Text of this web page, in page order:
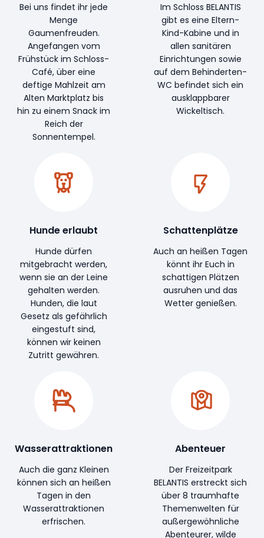
Bei uns findet ihr jede
Menge
Gaumenfreuden.
Angefangen vom
Frühstück im Schloss-
Café, über eine
deftige Mahlzeit am
Alten Marktplatz bis
hin zu einem Snack im
Reich der
Sonnentempel.
Im Schloss BELANTIS
gibt es eine Eltern-
Kind-Kabine und in
allen sanitären
Einrichtungen sowie
auf dem Behinderten-
WC befindet sich ein
ausklappbarer
Wickeltisch.
Hunde erlaubt
Hunde dürfen
mitgebracht werden,
wenn sie an der Leine
gehalten werden.
Hunden, die laut
Gesetz als gefährlich
eingestuft sind,
können wir keinen
Zutritt gewähren.
Schattenplätze
Auch an heißen Tagen
könnt ihr Euch in
schattigen Plätzen
ausruhen und das
Wetter genießen.
Wasserattraktionen
Auch die ganz Kleinen
können sich an heißen
Tagen in den
Wasserattraktionen
erfrischen.
Abenteuer
Der Freizeitpark
BELANTIS erstreckt sich
über 8 traumhafte
Themenwelten für
außergewöhnliche
Abenteurer, wilde